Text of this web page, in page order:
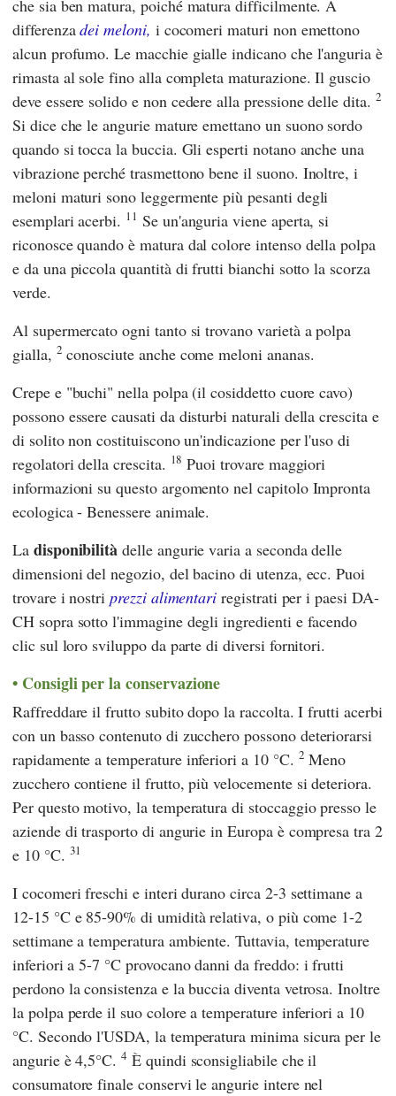
che sia ben matura, poiché matura difficilmente. A
differenzadei meloni, i cocomeri maturi non emettono
alcun profumo. Le macchie gialle indicano che l'anguria è
rimasta al sole fino alla completa maturazione. Il guscio
deve essere solido e non cedere alla pressione delle dita. 2
Si dice che le angurie mature emettano un suono sordo
quando si tocca la buccia. Gli esperti notano anche una
vibrazione perché trasmettono bene il suono. Inoltre, i
meloni maturi sono leggermente più pesanti degli
esemplari acerbi. 11 Se un'anguria viene aperta, si
riconosce quando è matura dal colore intenso della polpa
e da una piccola quantità di frutti bianchi sotto la scorza
verde.
Al supermercato ogni tanto si trovano varietà a polpa
gialla, 2 conosciute anche come meloni ananas.
Crepe e "buchi" nella polpa (il cosiddetto cuore cavo)
possono essere causati da disturbi naturali della crescita e
di solito non costituiscono un'indicazione per l'uso di
regolatori della crescita. 18 Puoi trovare maggiori
informazioni su questo argomento nel capitolo Impronta
ecologica - Benessere animale.
La disponibilità delle angurie varia a seconda delle
dimensioni del negozio, del bacino di utenza, ecc. Puoi
trovare i nostriprezzi alimentari registrati per i paesi DA-
CH sopra sotto l'immagine degli ingredienti e facendo
clic sul loro sviluppo da parte di diversi fornitori.
Consigli per la conservazione
Raffreddare il frutto subito dopo la raccolta. I frutti acerbi
con un basso contenuto di zucchero possono deteriorarsi
rapidamente a temperature inferiori a 10 °C. 2 Meno
zucchero contiene il frutto, più velocemente si deteriora.
Per questo motivo, la temperatura di stoccaggio presso le
aziende di trasporto di angurie in Europa è compresa tra 2
e 10 °C. 31
I cocomeri freschi e interi durano circa 2-3 settimane a
12-15 °C e 85-90% di umidità relativa, o più come 1-2
settimane a temperatura ambiente. Tuttavia, temperature
inferiori a 5-7 °C provocano danni da freddo: i frutti
perdono la consistenza e la buccia diventa vetrosa. Inoltre
la polpa perde il suo colore a temperature inferiori a 10
°C. Secondol'USDA, la temperatura minima sicura per le
angurie è 4,5°C.4 È quindi sconsigliabile che il
consumatore finale conservi le angurie intere nel